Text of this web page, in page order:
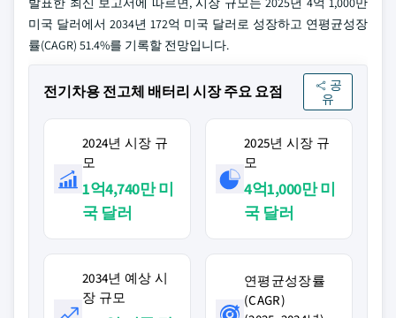
미국 달러에서 2034년 172억 미국 달러로 성장하고 연평균성장
률(CAGR) 51.4%를 기록할 전망입니다.
전기차용 전고체 배터리 시장 주요 요점
공
유
2024년 시장 규
모
1억4,740만 미
국 달러
2025년 시장 규
모
4억1,000만 미
국 달러
2034년 예상 시
장 규모
연평균성장률
(CAGR)